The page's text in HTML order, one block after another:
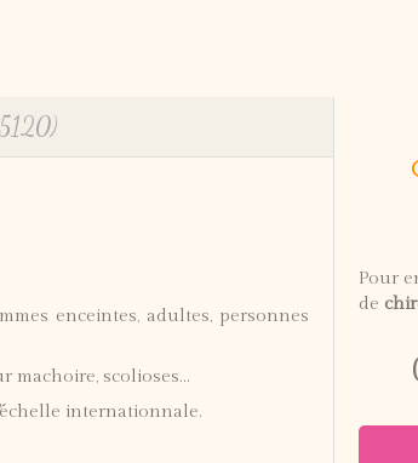
enceintes, adultes, personnes
machoire, scolioses...
internationnale.
Pour
de